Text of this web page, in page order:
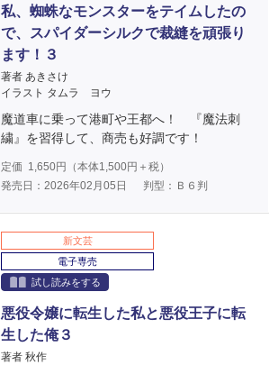
私、蜘蛛なモンスターをテイムしたの
で、スパイダーシルクで裁縫を頑張り
ます！３
著者 あきさけ
イラスト タムラ ヨウ
魔道車に乗って港町や王都へ！ 『魔法刺
繍』を習得して、商売も好調です！
定価 1,650円（本体1,500円＋税）
発売日：2026年02月05日
判型：Ｂ６判
新文芸
電子専売
試し読みをする
悪役令嬢に転生した私と悪役王子に転
生した俺３
著者 秋作